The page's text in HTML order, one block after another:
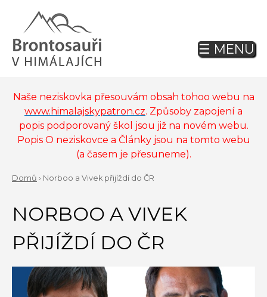
navigation
Naše neziskovka přesouvám obsah tohoo webu na
www.himalajskypatron.cz. Způsoby zapojení a
popis podporovaný škol jsou již na novém webu.
Popis O neziskovce a Články jsou na tomto webu
(a časem je přesuneme).
ARE
HERE
Domů › Norboo a Vivek přijíždí do ČR
to
top
NORBOO A VIVEK
PŘIJÍŽDÍ DO ČR
Back
to
☰ MENU